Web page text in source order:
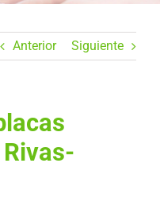
Anterior Siguiente